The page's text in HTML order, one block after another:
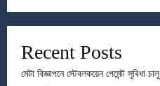
Recent Posts
মেটা বিজ্ঞাপনে স্টেবলকয়েন পেমেন্ট সুবিধা চালু